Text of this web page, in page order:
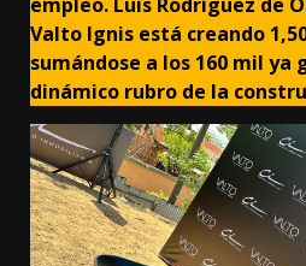
Valto Ignis está creando
sumándose a los 160 mil ya
dinámico rubro de la